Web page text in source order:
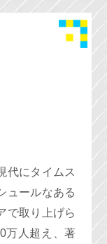
代にタイムス
ュールなある
で取り上げら
万人超え、著